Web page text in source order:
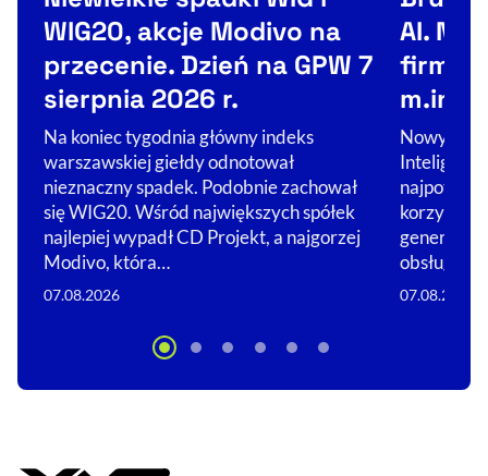
WIG20, akcje Modivo na
przecenie. Dzień na GPW 7
sierpnia 2026 r.
Na koniec tygodnia główny indeks
warszawskiej giełdy odnotował
nieznaczny spadek. Podobnie zachował
się WIG20. Wśród największych spółek
najlepiej wypadł CD Projekt, a najgorzej
Modivo, która…
07.08.2026
AI.
firm,
m.in.
Nowy
obsługi…
07.08.2026